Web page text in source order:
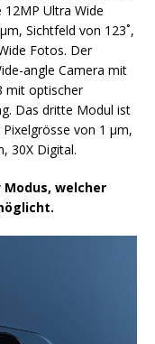
12MP Ultra Wide
Sichtfeld von 123˚,
Fotos. Der
angle Camera mit
mit optischer
Das dritte Modul ist
von 1 μm,
30X Digital.
welcher